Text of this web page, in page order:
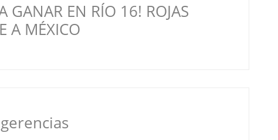
GANAR EN RÍO 16! ROJAS
A MÉXICO